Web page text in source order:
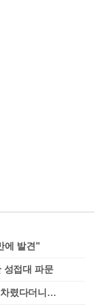
에 발견"
성접대 파문
차렸다더니…